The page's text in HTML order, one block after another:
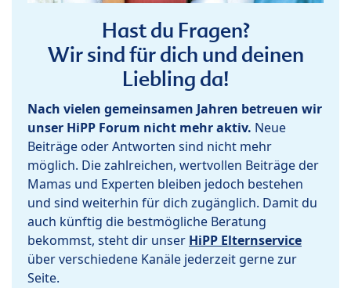
Hast du Fragen?
Wir sind für dich und deinen
Liebling da!
Nach vielen gemeinsamen Jahren betreuen wir
unser HiPP Forum nicht mehr aktiv. Neue
Beiträge oder Antworten sind nicht mehr
möglich. Die zahlreichen, wertvollen Beiträge der
Mamas und Experten bleiben jedoch bestehen
und sind weiterhin für dich zugänglich. Damit du
auch künftig die bestmögliche Beratung
bekommst, steht dir unser HiPP Elternservice
über verschiedene Kanäle jederzeit gerne zur
Seite.